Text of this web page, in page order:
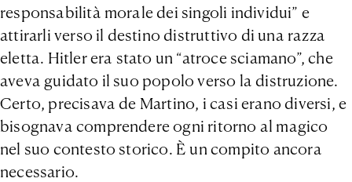
responsabilità morale dei singoli individui” e
attirarli verso il destino distruttivo di una razza
eletta. Hitler era stato un “atroce sciamano”, che
aveva guidato il suo popolo verso la distruzione.
Certo, precisava de Martino, i casi erano diversi, e
bisognava comprendere ogni ritorno al magico
nel suo contesto storico. È un compito ancora
necessario.